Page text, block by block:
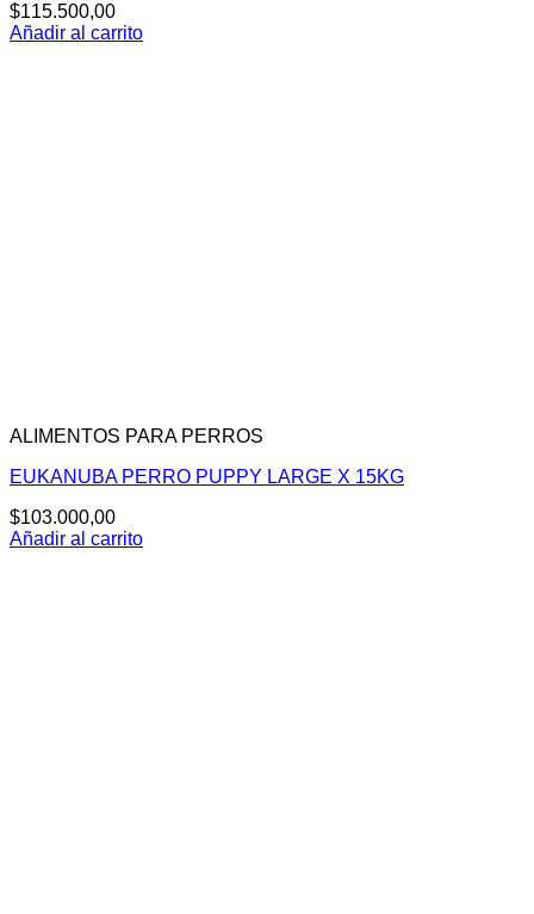
$115.500,00
Añadir al carrito
ALIMENTOS PARA PERROS
EUKANUBA PERRO PUPPY LARGE X 15KG
$103.000,00
Añadir al carrito